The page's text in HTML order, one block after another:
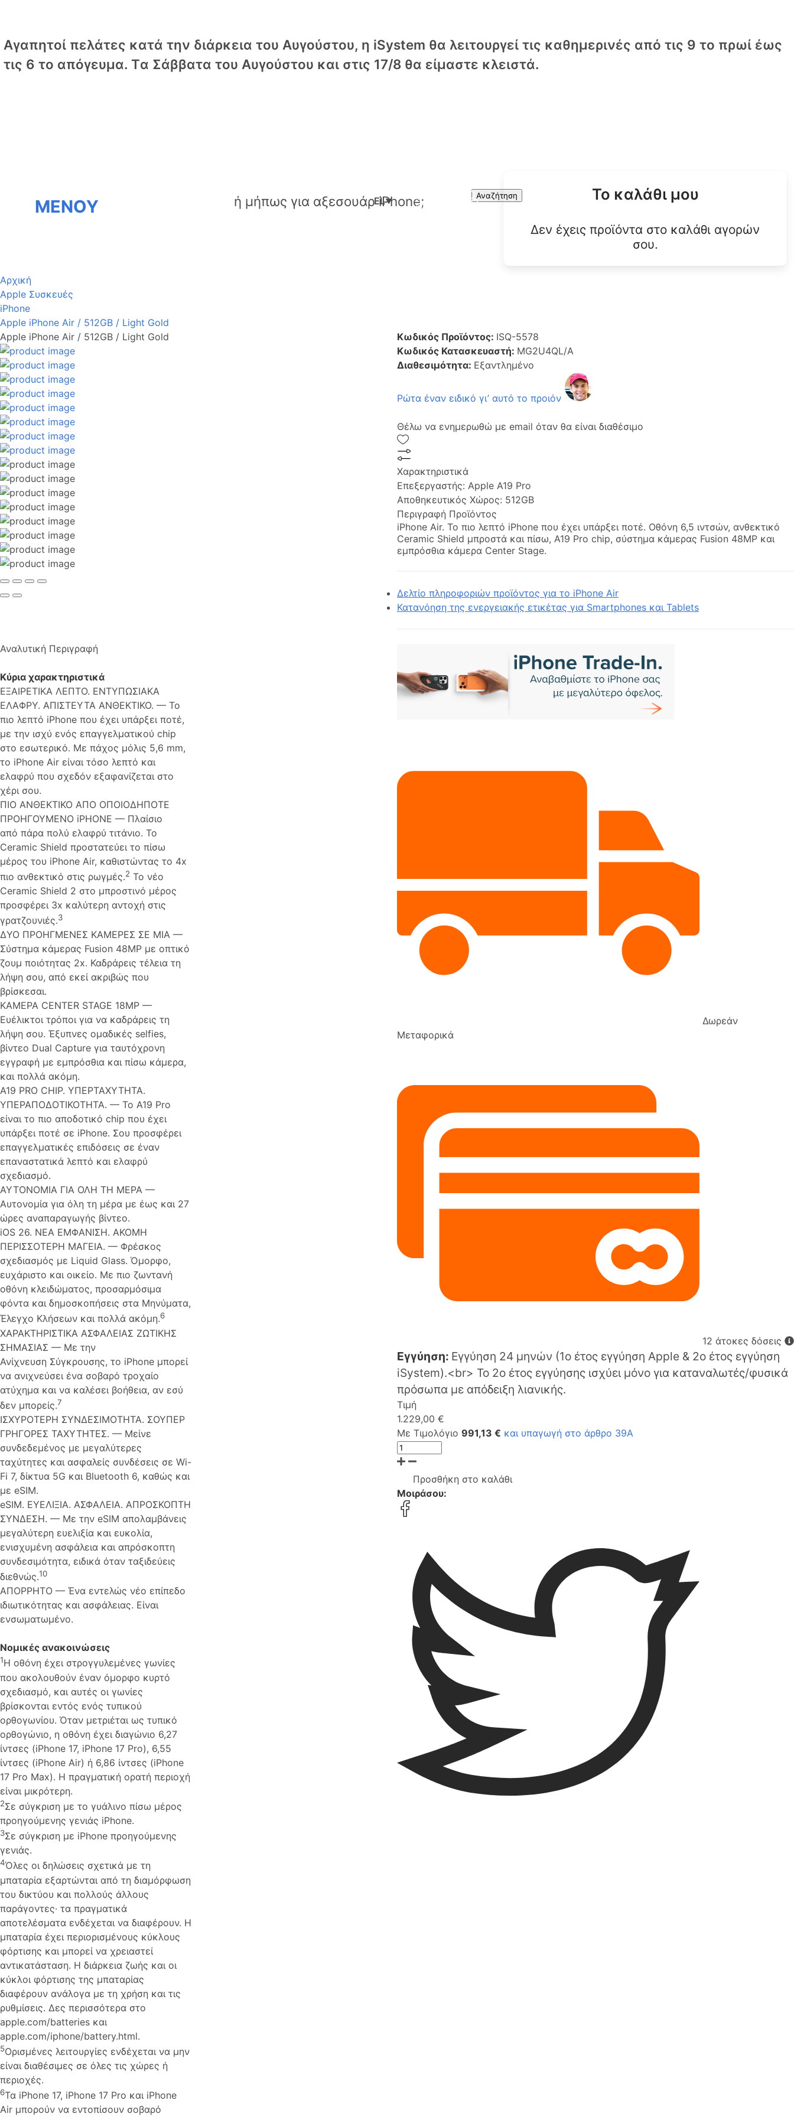
Αγαπητοί πελάτες κατά την διάρκεια του Αυγούστου, η iSystem θα λειτουργεί τις καθημερινές από τις 9 το πρωί έως
τις 6 το απόγευμα. Tα Σάββατα του Αυγούστου και στις 17/8 θα είμαστε κλειστά.
ΜΕΝΟΥ
Search Αναζήτηση
EL▼ Το καλάθι μου
Δεν έχεις προϊόντα στο καλάθι αγορών
σου.
Αρχική
Apple Συσκευές
iPhone
Apple iPhone Air / 512GB / Light Gold
Apple iPhone Air / 512GB / Light Gold
Αναλυτική Περιγραφή
Κύρια χαρακτηριστικά
ΕΞΑΙΡΕΤΙΚΑ ΛΕΠΤΟ. ΕΝΤΥΠΩΣΙΑΚΑ
ΕΛΑΦΡΥ. ΑΠΙΣΤΕΥΤΑ ΑΝΘΕΚΤΙΚΟ. — Το
πιο λεπτό iPhone που έχει υπάρξει ποτέ,
με την ισχύ ενός επαγγελματικού chip
στο εσωτερικό. Με πάχος μόλις 5,6 mm,
το iPhone Air είναι τόσο λεπτό και
ελαφρύ που σχεδόν εξαφανίζεται στο
χέρι σου.
ΠΙΟ ΑΝΘΕΚΤΙΚΟ ΑΠΟ ΟΠΟΙΟΔΗΠΟΤΕ
ΠΡΟΗΓΟΥΜΕΝΟ iPHONE — Πλαίσιο
από πάρα πολύ ελαφρύ τιτάνιο. Το
Ceramic Shield προστατεύει το πίσω
μέρος του iPhone Air, καθιστώντας το 4x
πιο ανθεκτικό στις ρωγμές.2 Το νέο
Ceramic Shield 2 στο μπροστινό μέρος
προσφέρει 3x καλύτερη αντοχή στις
γρατζουνιές.3
ΔΥΟ ΠΡΟΗΓΜΕΝΕΣ ΚΑΜΕΡΕΣ ΣΕ ΜΙΑ —
Σύστημα κάμερας Fusion 48MP με οπτικό
ζουμ ποιότητας 2x. Καδράρεις τέλεια τη
λήψη σου, από εκεί ακριβώς που
βρίσκεσαι.
ΚΑΜΕΡΑ CENTER STAGE 18MP —
Ευέλικτοι τρόποι για να καδράρεις τη
λήψη σου. Έξυπνες ομαδικές selfies,
βίντεο Dual Capture για ταυτόχρονη
εγγραφή με εμπρόσθια και πίσω κάμερα,
και πολλά ακόμη.
A19 PRO CHIP. ΥΠΕΡΤΑΧΥΤΗΤΑ.
ΥΠΕΡΑΠΟΔΟΤΙΚΟΤΗΤΑ. — Το A19 Pro
είναι το πιο αποδοτικό chip που έχει
υπάρξει ποτέ σε iPhone. Σου προσφέρει
επαγγελματικές επιδόσεις σε έναν
επαναστατικά λεπτό και ελαφρύ
σχεδιασμό.
ΑΥΤΟΝΟΜΙΑ ΓΙΑ ΟΛΗ ΤΗ ΜΕΡΑ —
Αυτονομία για όλη τη μέρα με έως και 27
ώρες αναπαραγωγής βίντεο.
iOS 26. ΝΕΑ ΕΜΦΑΝΙΣΗ. ΑΚΟΜΗ
ΠΕΡΙΣΣΟΤΕΡΗ ΜΑΓΕΙΑ. — Φρέσκος
σχεδιασμός με Liquid Glass. Όμορφο,
ευχάριστο και οικείο. Με πιο ζωντανή
οθόνη κλειδώματος, προσαρμόσιμα
φόντα και δημοσκοπήσεις στα Μηνύματα,
Έλεγχο Κλήσεων και πολλά ακόμη.6
ΧΑΡΑΚΤΗΡΙΣΤΙΚΑ ΑΣΦΑΛΕΙΑΣ ΖΩΤΙΚΗΣ
ΣΗΜΑΣΙΑΣ — Με την
Ανίχνευση Σύγκρουσης, το iPhone μπορεί
να ανιχνεύσει ένα σοβαρό τροχαίο
ατύχημα και να καλέσει βοήθεια, αν εσύ
δεν μπορείς.7
ΙΣΧΥΡΟΤΕΡΗ ΣΥΝΔΕΣΙΜΟΤΗΤΑ. ΣΟΥΠΕΡ
ΓΡΗΓΟΡΕΣ ΤΑΧΥΤΗΤΕΣ. — Μείνε
συνδεδεμένος με μεγαλύτερες
ταχύτητες και ασφαλείς συνδέσεις σε Wi-
Fi 7, δίκτυα 5G και Bluetooth 6, καθώς και
με eSIM.
eSIM. ΕΥΕΛΙΞΙΑ. ΑΣΦΑΛΕΙΑ. ΑΠΡΟΣΚΟΠΤΗ
ΣΥΝΔΕΣΗ. — Με την eSIM απολαμβάνεις
μεγαλύτερη ευελιξία και ευκολία,
ενισχυμένη ασφάλεια και απρόσκοπτη
συνδεσιμότητα, ειδικά όταν ταξιδεύεις
διεθνώς.10
ΑΠΟΡΡΗΤΟ — Ένα εντελώς νέο επίπεδο
ιδιωτικότητας και ασφάλειας. Είναι
ενσωματωμένο.
Νομικές ανακοινώσεις
1Η οθόνη έχει στρογγυλεμένες γωνίες
που ακολουθούν έναν όμορφο κυρτό
σχεδιασμό, και αυτές οι γωνίες
βρίσκονται εντός ενός τυπικού
ορθογωνίου. Όταν μετριέται ως τυπικό
ορθογώνιο, η οθόνη έχει διαγώνιο 6,27
ίντσες (iPhone 17, iPhone 17 Pro), 6,55
ίντσες (iPhone Air) ή 6,86 ίντσες (iPhone
17 Pro Max). Η πραγματική ορατή περιοχή
είναι μικρότερη.
2Σε σύγκριση με το γυάλινο πίσω μέρος
προηγούμενης γενιάς iPhone.
3Σε σύγκριση με iPhone προηγούμενης
γενιάς.
4Όλες οι δηλώσεις σχετικά με τη
μπαταρία εξαρτώνται από τη διαμόρφωση
του δικτύου και πολλούς άλλους
παράγοντες· τα πραγματικά
αποτελέσματα ενδέχεται να διαφέρουν. Η
μπαταρία έχει περιορισμένους κύκλους
φόρτισης και μπορεί να χρειαστεί
αντικατάσταση. Η διάρκεια ζωής και οι
κύκλοι φόρτισης της μπαταρίας
διαφέρουν ανάλογα με τη χρήση και τις
ρυθμίσεις. Δες περισσότερα στο
apple.com/batteries και
apple.com/iphone/battery.html.
5Ορισμένες λειτουργίες ενδέχεται να μην
είναι διαθέσιμες σε όλες τις χώρες ή
περιοχές.
6Τα iPhone 17, iPhone 17 Pro και iPhone
Air μπορούν να εντοπίσουν σοβαρό
Κωδικός Προϊόντος: ISQ-5578
Κωδικός Κατασκευαστή: MG2U4QL/A
Διαθεσιμότητα: Εξαντλημένο
Ρώτα έναν ειδικό γι’ αυτό το προιόν
Θέλω να ενημερωθώ με email όταν θα είναι διαθέσιμο
Χαρακτηριστικά
Επεξεργαστής: Apple A19 Pro
Αποθηκευτικός Χώρος: 512GB
Περιγραφή Προϊόντος
iPhone Air. Το πιο λεπτό iPhone που έχει υπάρξει ποτέ. Οθόνη 6,5 ιντσών, ανθεκτικό
Ceramic Shield μπροστά και πίσω, A19 Pro chip, σύστημα κάμερας Fusion 48MP και
εμπρόσθια κάμερα Center Stage.
Δελτίο πληροφοριών προϊόντος για το iPhone Air
Κατανόηση της ενεργειακής ετικέτας για Smartphones και Tablets
Δωρεάν
Μεταφορικά
12 άτοκες δόσεις
Εγγύηση: Εγγύηση 24 μηνών (1o έτος εγγύηση Apple & 2ο έτος εγγύηση
iSystem).<br> Το 2ο έτος εγγύησης ισχύει μόνο για καταναλωτές/φυσικά
πρόσωπα με απόδειξη λιανικής.
Τιμή
1.229,00 €
Με Τιμολόγιο 991,13 € και υπαγωγή στο άρθρο 39Α
Προσθήκη στο καλάθι
Μοιράσου: